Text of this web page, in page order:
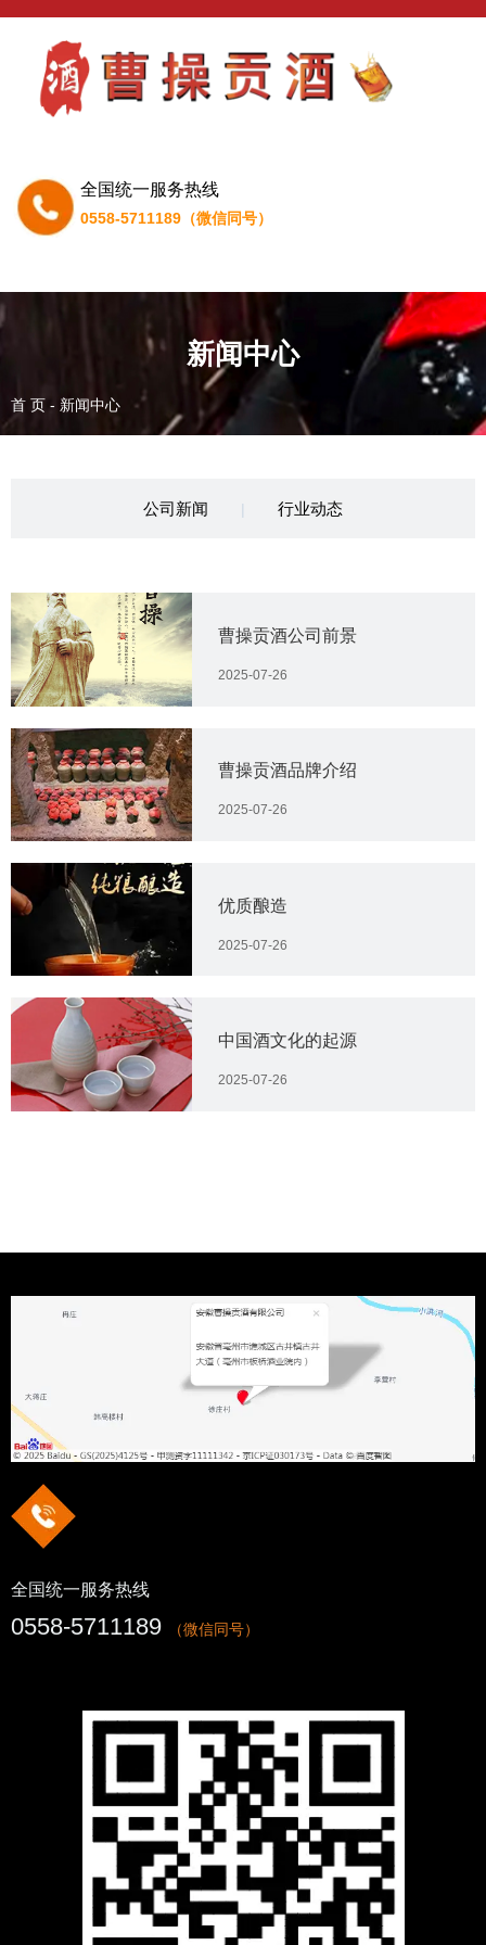
全国统一服务热线
0558-5711189（微信同号）
新闻中心
首 页 - 新闻中心
公司新闻 | 行业动态
曹操贡酒公司前景
2025-07-26
曹操贡酒品牌介绍
2025-07-26
优质酿造
2025-07-26
中国酒文化的起源
2025-07-26
全国统一服务热线
0558-5711189 （微信同号）